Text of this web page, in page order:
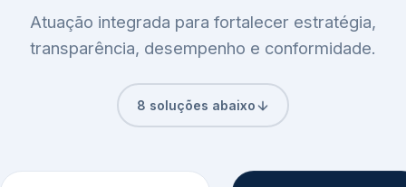
Atuação integrada para fortalecer estratégia,
transparência, desempenho e conformidade.
8 soluções abaixo